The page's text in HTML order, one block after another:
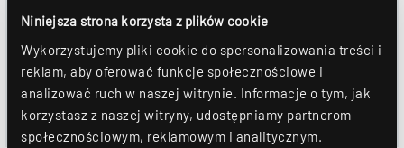
Niniejsza strona korzysta z plików cookie
Wykorzystujemy pliki cookie do spersonalizowania treści i
reklam, aby oferować funkcje społecznościowe i
analizować ruch w naszej witrynie. Informacje o tym, jak
korzystasz z naszej witryny, udostępniamy partnerom
społecznościowym, reklamowym i analitycznym.
0332878 - ALBA R200A DAWS830M0250
Sterowania:
DALI-2
Temperatura barwowa:
Strumień świetlny (lm):2470
Moc (W):18
Wydajność (lm/W): 143